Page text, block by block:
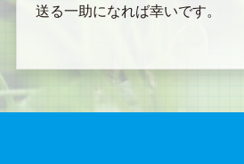
送る一助になれば幸いです。